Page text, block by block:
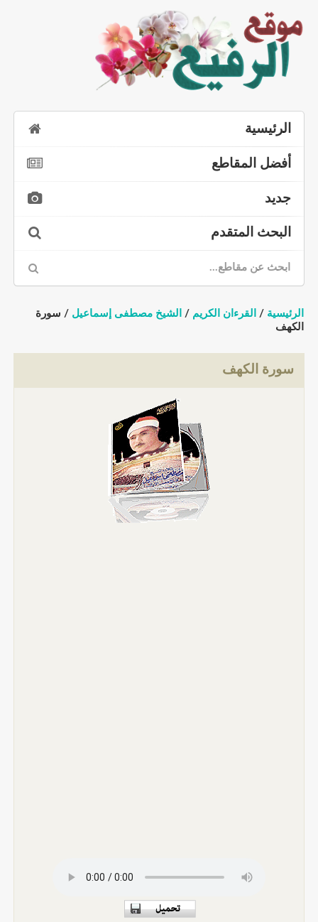
الرئيسية
أفضل المقاطع
جديد
البحث المتقدم
الرئيسية / القرءان الكريم / الشيخ مصطفى إسماعيل / سورة
الكهف
سورة الكهف